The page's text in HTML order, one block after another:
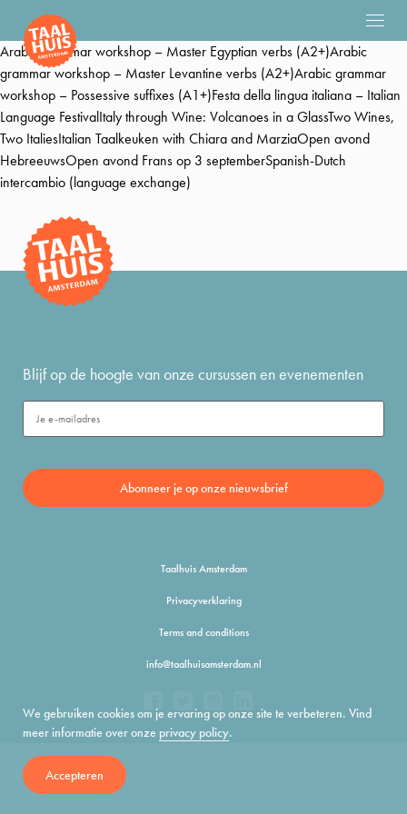
We gebruiken cookies om je ervaring op onze site te verbeteren. Vind
meer informatie over onze privacy policy.
Accepteren
Arabic grammar workshop – Master Egyptian verbs (A2+)Arabic
grammar workshop – Master Levantine verbs (A2+)Arabic grammar
workshop – Possessive suffixes (A1+)Festa della lingua italiana – Italian
Language FestivalItaly through Wine: Volcanoes in a GlassTwo Wines,
Two ItaliesItalian Taalkeuken with Chiara and MarziaOpen avond
HebreeuwsOpen avond Frans op 3 septemberSpanish-Dutch
intercambio (language exchange)
Blijf op de hoogte van onze cursussen en evenementen
Taalhuis Amsterdam
Privacyverklaring
Terms and conditions
info@taalhuisamsterdam.nl